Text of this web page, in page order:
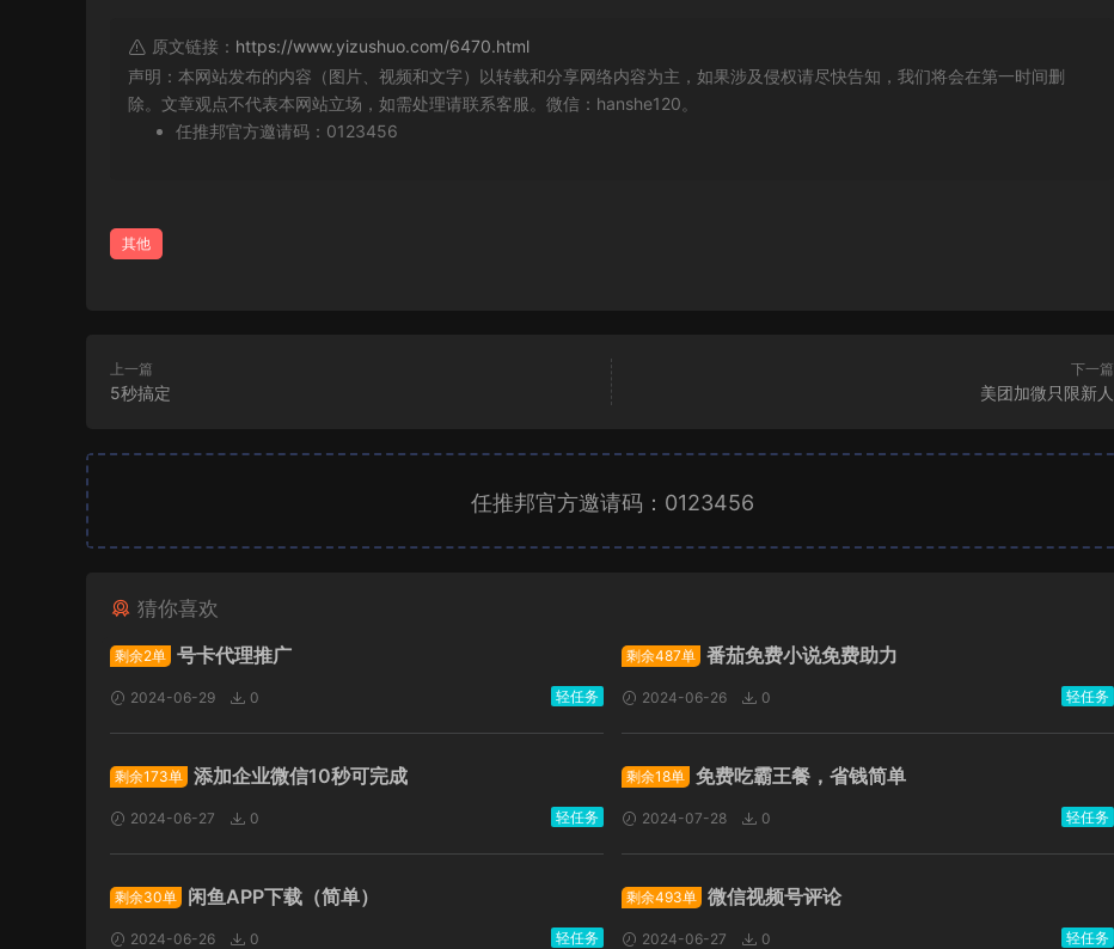
原文链接： https://www.yizushuo.com/6470.html
声明：本网站发布的内容（图片、视频和文字）以转载和分享网络内容为主，如果涉及侵权请尽快告知，我们将会在第一时间删
除。文章观点不代表本网站立场，如需处理请联系客服。微信：hanshe120。
任推邦官方邀请码：0123456
其他
上一篇
5秒搞定
下一篇
美团加微只限新人
任推邦官方邀请码：0123456
猜你喜欢
剩余2单 号卡代理推广
2024-06-29 0 轻任务
剩余487单 番茄免费小说免费助力
2024-06-26 0 轻任务
剩余173单 添加企业微信10秒可完成
2024-06-27 0 轻任务
剩余18单 免费吃霸王餐，省钱简单
2024-07-28 0 轻任务
剩余30单 闲鱼APP下载（简单）
2024-06-26 0 轻任务
剩余493单 微信视频号评论
2024-06-27 0 轻任务